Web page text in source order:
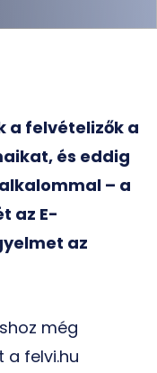
a felvételizők a
és eddig
– a
az E-
az
még
a felvi.hu